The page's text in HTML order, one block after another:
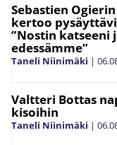
Sebastien
kertoo
”Nostin katseeni
edessämme”
Taneli Niinimäki |
Valtteri Bottas
kisoihin
Taneli Niinimäki |